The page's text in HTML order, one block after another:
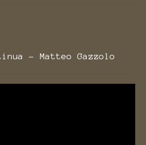
- Matteo Gazzolo